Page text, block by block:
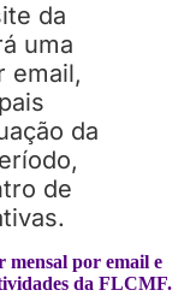
mensal por email e
da FLCMF.
da
uma
email,
da
de